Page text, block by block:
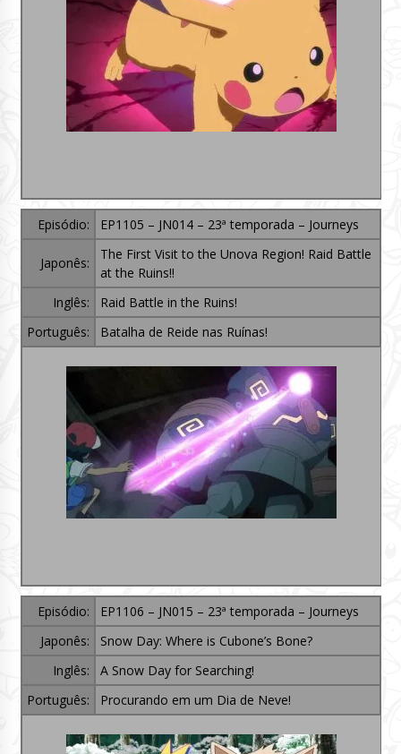
Episódio: EP1105 – JN014 – 23ª temporada – Journeys
Japonês:
The First Visit to the Unova Region! Raid Battle
at the Ruins!!
Inglês:
Raid Battle in the Ruins!
Português:
Batalha de Reide nas Ruínas!
Episódio:
EP1106 – JN015 – 23ª temporada – Journeys
Japonês:
Snow Day: Where is Cubone’s Bone?
Inglês:
A Snow Day for Searching!
Português:
Procurando em um Dia de Neve!